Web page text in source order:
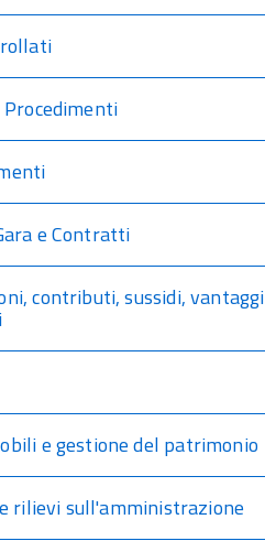
e Contratti
contributi, sussidi, vantaggi
e gestione del patrimonio
rilievi sull'amministrazione